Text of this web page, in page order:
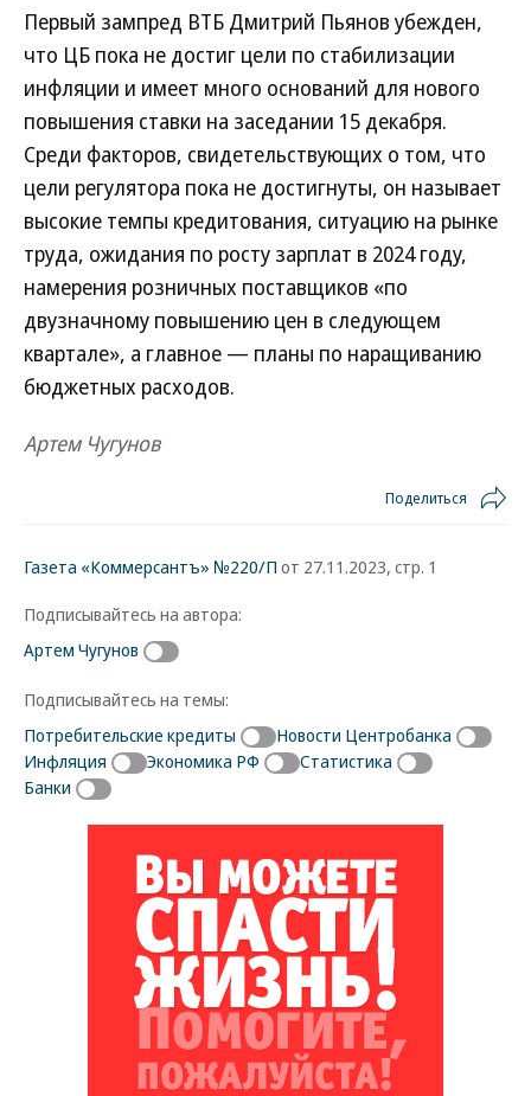
Первый зампред ВТБ Дмитрий Пьянов убежден,
что ЦБ пока не достиг цели по стабилизации
инфляции и имеет много оснований для нового
повышения ставки на заседании 15 декабря.
Среди факторов, свидетельствующих о том, что
цели регулятора пока не достигнуты, он называет
высокие темпы кредитования, ситуацию на рынке
труда, ожидания по росту зарплат в 2024 году,
намерения розничных поставщиков «по
двузначному повышению цен в следующем
квартале», а главное — планы по наращиванию
бюджетных расходов.
Артем Чугунов
Поделиться
Газета «Коммерсантъ» №220/П от 27.11.2023, стр. 1
Подписывайтесь на автора:
Артем Чугунов
Подписывайтесь на темы:
Потребительские кредиты
Новости Центробанка
Инфляция
Экономика РФ
Статистика
Банки